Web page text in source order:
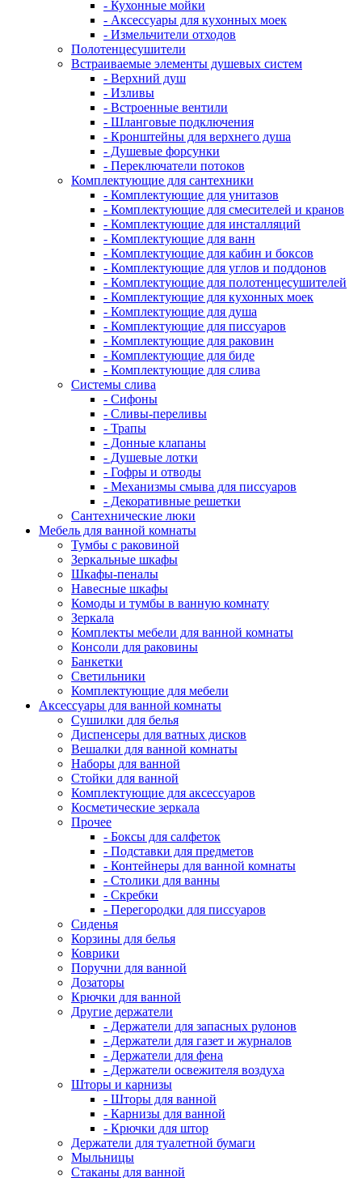
- Кухонные мойки
- Аксессуары для кухонных моек
- Измельчители отходов
Полотенцесушители
Встраиваемые элементы душевых систем
- Верхний душ
- Изливы
- Встроенные вентили
- Шланговые подключения
- Кронштейны для верхнего душа
- Душевые форсунки
- Переключатели потоков
Комплектующие для сантехники
- Комплектующие для унитазов
- Комплектующие для смесителей и кранов
- Комплектующие для инсталляций
- Комплектующие для ванн
- Комплектующие для кабин и боксов
- Комплектующие для углов и поддонов
- Комплектующие для полотенцесушителей
- Комплектующие для кухонных моек
- Комплектующие для душа
- Комплектующие для писсуаров
- Комплектующие для раковин
- Комплектующие для биде
- Комплектующие для слива
Системы слива
- Сифоны
- Сливы-переливы
- Трапы
- Донные клапаны
- Душевые лотки
- Гофры и отводы
- Механизмы смыва для писсуаров
- Декоративные решетки
Сантехнические люки
Мебель для ванной комнаты
Тумбы с раковиной
Зеркальные шкафы
Шкафы-пеналы
Навесные шкафы
Комоды и тумбы в ванную комнату
Зеркала
Комплекты мебели для ванной комнаты
Консоли для раковины
Банкетки
Светильники
Комплектующие для мебели
Аксессуары для ванной комнаты
Сушилки для белья
Диспенсеры для ватных дисков
Вешалки для ванной комнаты
Наборы для ванной
Стойки для ванной
Комплектующие для аксессуаров
Косметические зеркала
Прочее
- Боксы для салфеток
- Подставки для предметов
- Контейнеры для ванной комнаты
- Столики для ванны
- Скребки
- Перегородки для писсуаров
Сиденья
Корзины для белья
Коврики
Поручни для ванной
Дозаторы
Крючки для ванной
Другие держатели
- Держатели для запасных рулонов
- Держатели для газет и журналов
- Держатели для фена
- Держатели освежителя воздуха
Шторы и карнизы
- Шторы для ванной
- Карнизы для ванной
- Крючки для штор
Держатели для туалетной бумаги
Мыльницы
Стаканы для ванной